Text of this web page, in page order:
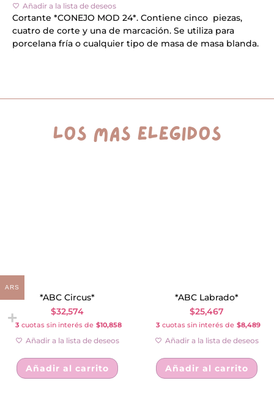
t
e
n
a
Añadir a la lista de deseos
Cortante *CONEJO MOD 24*. Contiene cinco piezas,
cuatro de corte y una de marcación. Se utiliza para
porcelana fría o cualquier tipo de masa de masa blanda.
los más elegidos
*ABC Circus*
$32,574
3 cuotas sin interés de $10,858
Añadir a la lista de deseos
Añadir al carrito
*ABC Labrado*
$25,467
3 cuotas sin interés de $8,489
Añadir a la lista de deseos
Añadir al carrito
ARS